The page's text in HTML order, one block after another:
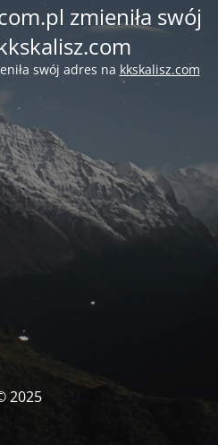
zmieniła swój
swój adres na kkskalisz.com
2025